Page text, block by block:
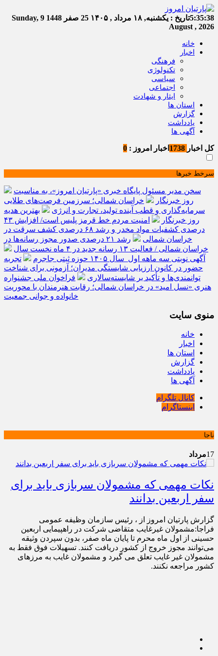
5:35:38تاریخ : یکشنبه, ۱۸ مرداد , ۱۴۰۵ 25 صفر 1448
Sunday, 9
August , 2026
خانه
اخبار
فرهنگی
تکنولوژی
سیاسی
اجتماعی
ایثار و شهادت
استان ها
گزارش
یادداشت
آگهی ها
کل اخبار اخبار امروز : 0
سرخط خبرها
سخن مدیر مسئول پایگاه خبری «پارتیان امروز»، به مناسبت
روز خبرنگار
خراسان شمالی؛ سرزمین فرصت‌های طلایی
سرمایه‌گذاری و قطب آینده تولید، تجارت و انرژی
بهترین هدیه
روز خبرنگار
امنیت مردم خط قرمز پلیس است/ افزایش ۴۳
درصدی کشفیات مواد مخدر و رشد ۶۸ درصدی کشف سرقت در
خراسان شمالی
رشد ۲۱ درصدی صدور مجوز رسانه‌ها در
خراسان شمالی / فعالیت ۱۳ رسانه جدید در ۴ ماه نخست سال
آگهی نوبتی سه ماهه اول سال ۱۴۰۵ حوزه ثبتی جاجرم
تجربه
حضور در کانون ارزیابی شایستگی مدیران؛ آزمونی برای شناخت
توانمندی‌ها و تأکید بر شایسته‌سالاری
فراخوان ملی جشنواره
هنری «نسل امید» در خراسان شمالی؛ رقابت هنرمندان با محوریت
خانواده و جوانی جمعیت
منوی سایت
خانه
اخبار
استان ها
گزارش
یادداشت
آگهی ها
کانال تلگرام
اینستاگرام
ناجا
17مرداد
نکات مهمی که مشمولان سربازی باید برای
سفر اربعین بدانند
گزارش پارتیان امروز از ، رئیس سازمان وظیفه عمومی
فراجا:مشمولان غیرغایب متقاضی شرکت در راهپیمایی اربعین
حسینی از اول ماه محرم تا پایان ماه صفر، بدون سپردن وثیقه
می‌توانند مجوز خروج از کشور دریافت کنند. تسهیلات فوق فقط به
مشمولان غیر غایب تعلق می گیرد و مشمولان غایب به مرزهای
کشور مراجعه نکنند.